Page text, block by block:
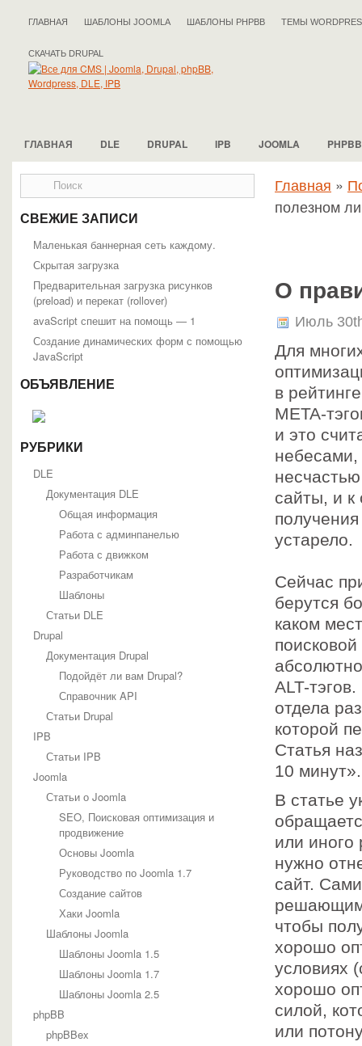
ГЛАВНАЯ ШАБЛОНЫ JOOMLA ШАБЛОНЫ PHPBB ТЕМЫ
СКАЧАТЬ DRUPAL
ГЛАВНАЯ DLE DRUPAL IPB JOOMLA PHPBB
СВЕЖИЕ ЗАПИСИ
Маленькая баннерная сеть каждому.
Скрытая загрузка
Предварительная загрузка рисунков
(preload) и перекат (rollover)
avaScript спешит на помощь — 1
Создание динамических форм с помощью
JavaScript
ОБЪЯВЛЕНИЕ
РУБРИКИ
DLE
Документация DLE
Общая информация
Работа с админпанелью
Работа с движком
Разработчикам
Шаблоны
Статьи DLE
Drupal
Документация Drupal
Подойдёт ли вам Drupal?
Справочник API
Статьи Drupal
IPB
Статьи IPB
Joomla
Статьи о Joomla
SEO, Поисковая оптимизация и
продвижение
Основы Joomla
Руководство по Joomla 1.7
Создание сайтов
Хаки Joomla
Шаблоны Joomla
Шаблоны Joomla 1.5
Шаблоны Joomla 1.7
Шаблоны Joomla 2.5
phpBB
phpBBex
Главная »
полезном
О
Июль
Для
в
META-
и это
небесами,
сайты, и к
устарело.
Сейчас
берутся
каком
ALT-
отдела
которой
Статья
10 минут».
В статье
или иного
нужно
сайт.
решающим
чтобы
хорошо
условиях
хорошо
силой,
или